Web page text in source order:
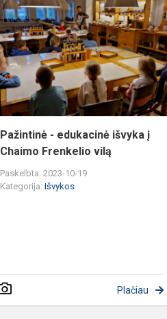
Pažintinė - edukacinė išvyka į
Chaimo Frenkelio vilą
Paskelbta: 2023-10-19
Kategorija: Išvykos
Plačiau